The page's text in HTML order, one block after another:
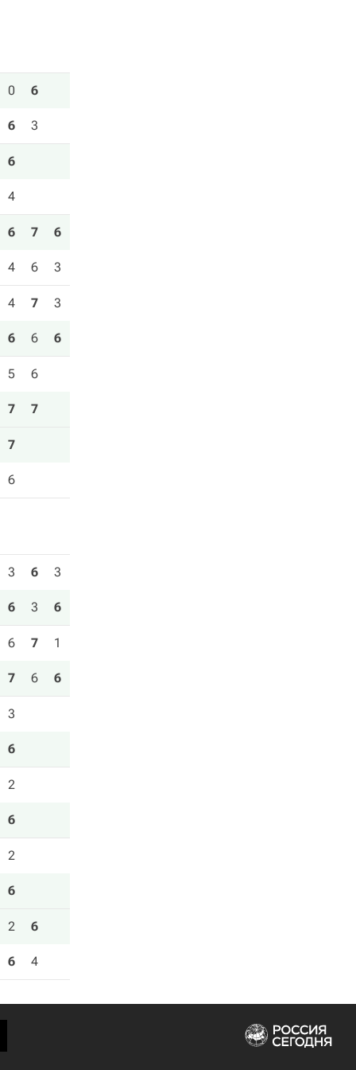
0 6
6 3
6
4
6 7 6
4 6 3
4 7 3
6 6 6
5 6
7 7
7
6
3 6 3
6 3 6
6 7 1
7 6 6
3
6
2
6
2
6
2 6
6 4